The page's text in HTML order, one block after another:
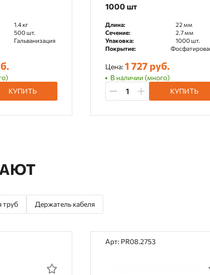
1.4 кг
500 шт.
Гальванизация
КУПИТЬ
1000 шт
Длина:
22 мм
Сечение:
2.7 мм
Упаковка:
1000 шт.
Покрытие:
Цена:1 727 руб.
В наличии (много)
КУПИТЬ
труб Держатель кабеля
Арт: PR08.2753